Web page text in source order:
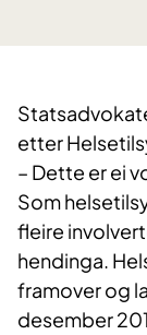
etter
– Dette er ei
Som
fleire
hendinga.
framover og
desember